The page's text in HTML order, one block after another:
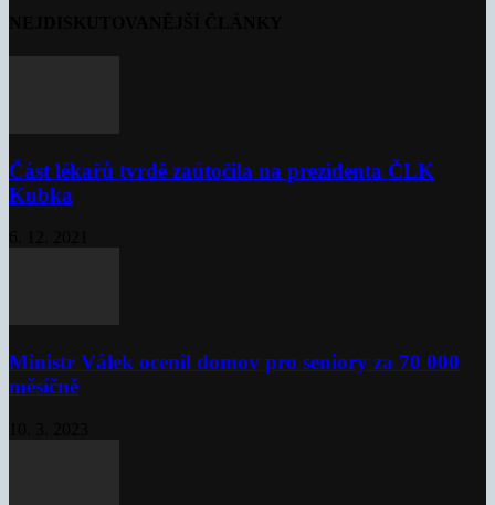
Část lékařů tvrdě zaútočila na prezidenta ČLK
Kubka
Ministr Válek ocenil domov pro seniory za 70 000
měsíčně